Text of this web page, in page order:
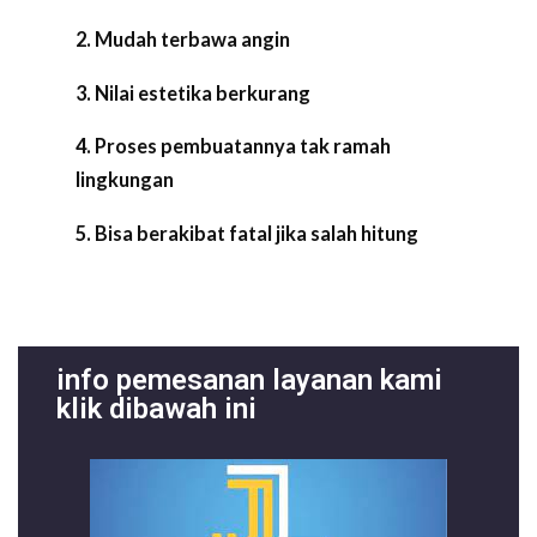
2. Mudah terbawa angin
3. Nilai estetika berkurang
4. Proses pembuatannya tak ramah
lingkungan
5. Bisa berakibat fatal jika salah hitung
info pemesanan layanan kami
klik dibawah ini